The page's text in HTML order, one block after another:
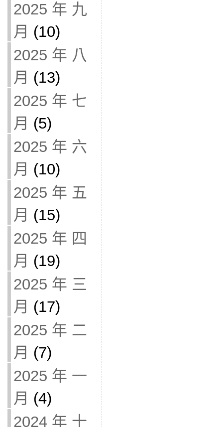
2025 年 九
月 (10)
2025 年 八
月 (13)
2025 年 七
月 (5)
2025 年 六
月 (10)
2025 年 五
月 (15)
2025 年 四
月 (19)
2025 年 三
月 (17)
2025 年 二
月 (7)
2025 年 一
月 (4)
2024 年 十